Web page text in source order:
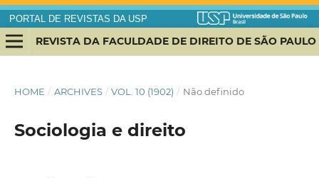
PORTAL DE REVISTAS DA USP
REVISTA DA FACULDADE DE DIREITO DE SÃO PAULO
HOME / ARCHIVES / VOL. 10 (1902) / Não definido
Sociologia e direito